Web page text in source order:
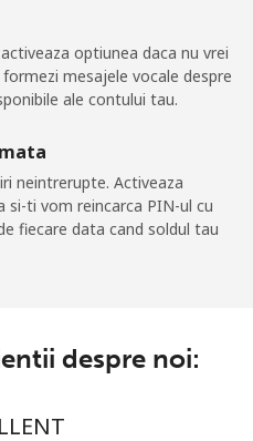
20 min pentru ⁦$10⁩ ⁦11¢⁩
384 min pentru ⁦$10⁩ -
optiunea daca nu vrei
mesajele vocale despre
ale contului tau.
neintrerupte. Activeaza
si-ti vom reincarca PIN-ul cu
fiecare data cand soldul tau
despre noi: